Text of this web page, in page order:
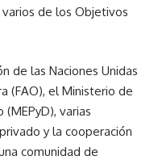
de los Objetivos
de las Naciones Unidas
(FAO), el Ministerio de
(MEPyD), varias
y la cooperación
comunidad de